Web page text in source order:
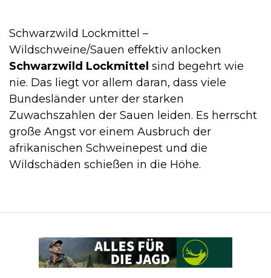
Schwarzwild Lockmittel –
Wildschweine/Sauen effektiv anlocken
Schwarzwild Lockmittel sind begehrt wie
nie. Das liegt vor allem daran, dass viele
Bundesländer unter der starken
Zuwachszahlen der Sauen leiden. Es herrscht
große Angst vor einem Ausbruch der
afrikanischen Schweinepest und die
Wildschäden schießen in die Höhe.